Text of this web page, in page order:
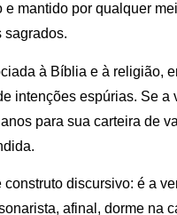
mantido por qualquer
sagrados.
à Bíblia e à religião,
intenções espúrias. Se a
para sua carteira de
discursivo: é a
afinal, dorme na